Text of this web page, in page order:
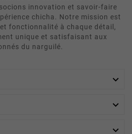
innovation et savoir-faire
chicha. Notre mission est
fonctionnalité à chaque détail,
unique et satisfaisant aux
du narguilé.


